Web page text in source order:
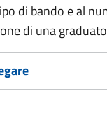
di bando e al
di una